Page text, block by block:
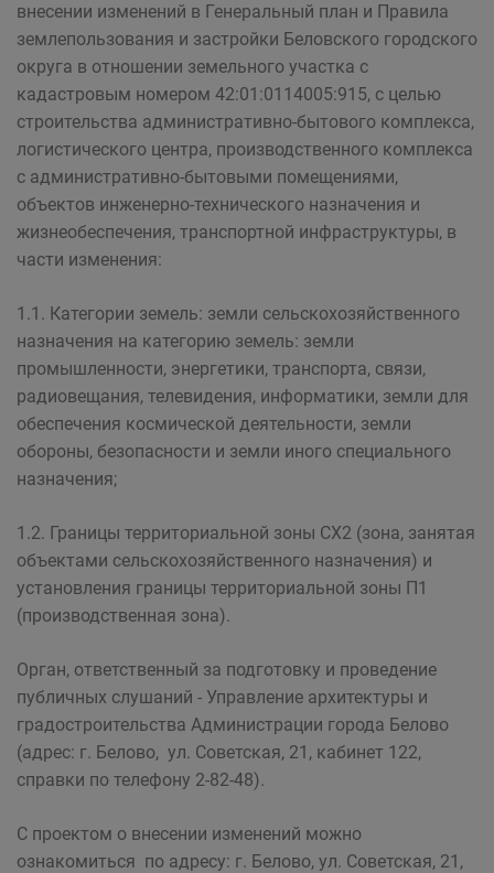
внесении изменений в Генеральный план и Правила
землепользования и застройки Беловского городского
округа в отношении земельного участка с
кадастровым номером 42:01:0114005:915, с целью
строительства административно-бытового комплекса,
логистического центра, производственного комплекса
с административно-бытовыми помещениями,
объектов инженерно-технического назначения и
жизнеобеспечения, транспортной инфраструктуры, в
части изменения:
1.1. Категории земель: земли сельскохозяйственного
назначения на категорию земель: земли
промышленности, энергетики, транспорта, связи,
радиовещания, телевидения, информатики, земли для
обеспечения космической деятельности, земли
обороны, безопасности и земли иного специального
назначения;
1.2. Границы территориальной зоны СХ2 (зона, занятая
объектами сельскохозяйственного назначения) и
установления границы территориальной зоны П1
(производственная зона).
Орган, ответственный за подготовку и проведение
публичных слушаний - Управление архитектуры и
градостроительства Администрации города Белово
(адрес: г. Белово, ул. Советская, 21, кабинет 122,
справки по телефону 2-82-48).
С проектом о внесении изменений можно
ознакомиться по адресу: г. Белово, ул. Советская, 21,